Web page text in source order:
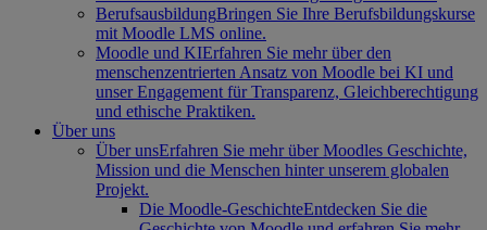
BerufsausbildungBringen Sie Ihre Berufsbildungskurse
mit Moodle LMS online.
Moodle und KIErfahren Sie mehr über den
menschenzentrierten Ansatz von Moodle bei KI und
unser Engagement für Transparenz, Gleichberechtigung
und ethische Praktiken.
Über uns
Über unsErfahren Sie mehr über Moodles Geschichte,
Mission und die Menschen hinter unserem globalen
Projekt.
Die Moodle-GeschichteEntdecken Sie die